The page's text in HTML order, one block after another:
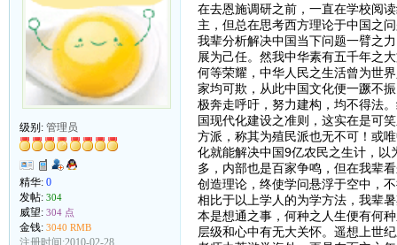
级别: 管理员
精华: 0
发帖: 304
威望: 304 点
金钱: 3040 RMB
在去恩施调研之前，一直在学校阅
主，但总在思考西方理论于中国之
我辈分析解决中国当下问题一臂之
展为己任。然我中华素有五千年之
何等荣耀，中华人民之生活曾为世
家均可欺，从此中国文化便一蹶不
极奔走呼吁，努力建构，均不得法
国现代化建设之准则，这实在是可
方派，称其为殖民派也无不可！或
化就能解决中国9亿农民之生计，
多，内部也是百家争鸣，但在我辈
创造理论，终使学问悬浮于空中，
相比于以上学人的为学方法，我辈
本是想通之事，何种之人生便有何
层级和心中有无大关怀。遥想上世